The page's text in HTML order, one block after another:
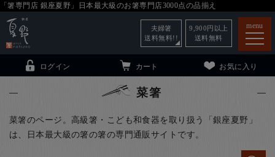
「箸専門店 銀座夏野」日本最大級のお箸専門店3000点の品揃え
menu
ログイン カート お気に入り
夫婦箸
送料無料!!
9,900 円以上
送料無料
菜箸
菜箸のページ。高級箸・こども和食器を取り扱う「銀座夏野」
は、日本最大級の箸の箸の専門通販サイトです。